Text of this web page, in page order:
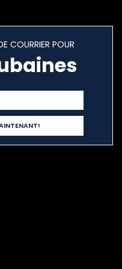
COURRIER POUR